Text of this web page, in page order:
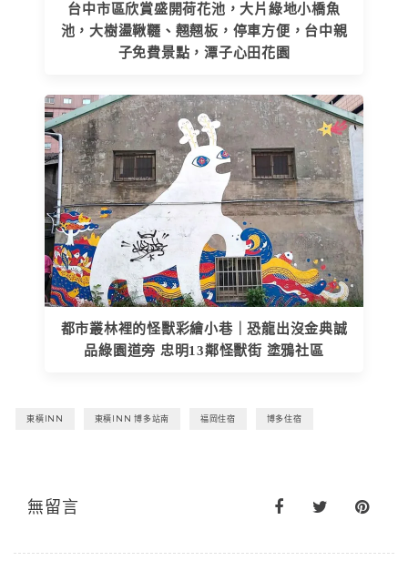
台中市區欣賞盛開荷花池，大片綠地小橋魚
池，大樹盪鞦韆、翹翹板，停車方便，台中親
子免費景點，潭子心田花園
都市叢林裡的怪獸彩繪小巷｜恐龍出沒金典誠
品綠園道旁 忠明13鄰怪獸街 塗鴉社區
東橫INN 東橫INN 博多站南 福岡住宿 博多住宿
無留言